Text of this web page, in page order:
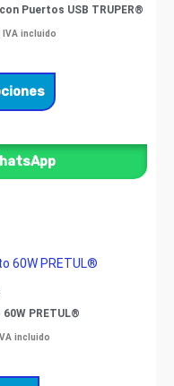
Puertos USB TRUPER®
IVA incluido
Las
pueden
en
la
PRETUL®
IVA incluido